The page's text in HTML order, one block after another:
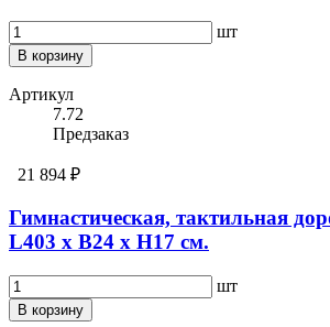
шт
В корзину
Артикул
7.72
Предзаказ
21 894 ₽
Гимнастическая, тактильная
L403 х B24 x H17 см.
шт
В корзину